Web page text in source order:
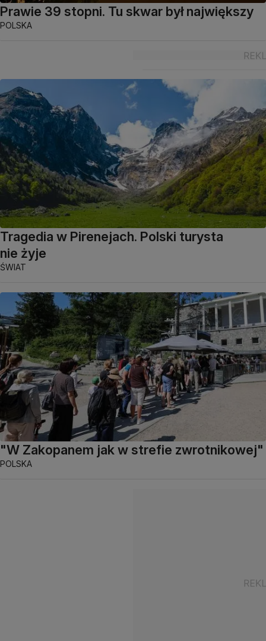
Prawie 39 stopni. Tu skwar był największy
POLSKA
Tragedia w Pirenejach. Polski turysta
nie żyje
ŚWIAT
"W Zakopanem jak w strefie zwrotnikowej"
POLSKA